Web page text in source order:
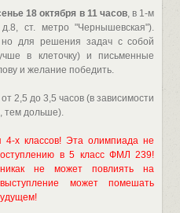
18 октября в 11 часов, в 1-м
ст. метро "Чернышевская").
для решения задач с собой
в клеточку) и письменные
и желание победить.
2,5 до 3,5 часов (в зависимости
тем дольше).
х классов! Эта олимпиада не
в 5 класс ФМЛ 239!
не может повлиять на
может помешать